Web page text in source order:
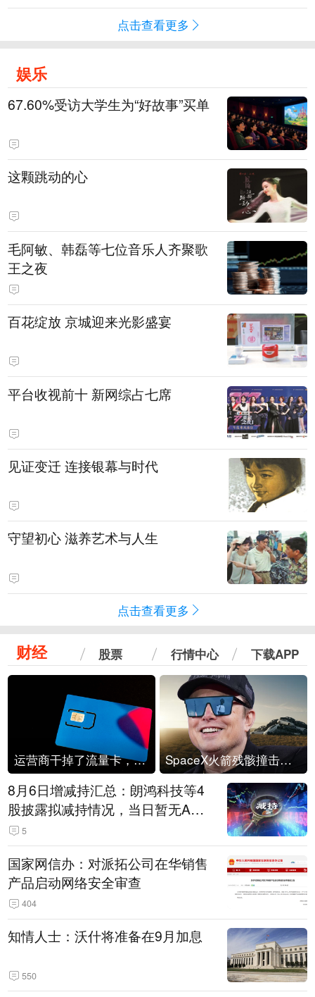
点击查看更多
娱乐
67.60%受访大学生为“好故事”买单
这颗跳动的心
毛阿敏、韩磊等七位音乐人齐聚歌
王之夜
百花绽放 京城迎来光影盛宴
平台收视前十 新网综占七席
见证变迁 连接银幕与时代
守望初心 滋养艺术与人生
点击查看更多
财经 股票 行情中心 下载APP
运营商干掉了流量卡，他们真的玩不起了 SpaceX火箭残骸撞击月球
8月6日增减持汇总：朗鸿科技等4
股披露拟减持情况，当日暂无A股
公司披露拟增持情况（表）
5
国家网信办：对派拓公司在华销售
产品启动网络安全审查
404
知情人士：沃什将准备在9月加息
550